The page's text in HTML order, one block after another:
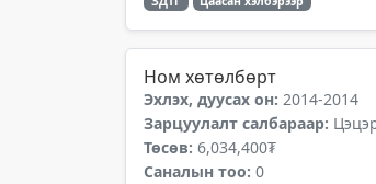
Ном хөтөлбөрт
Эхлэх, дуусах он: 2014-2014
Зарцуулалт салбараар:
Төсөв: 6,034,400₮
Саналын тоо: 0